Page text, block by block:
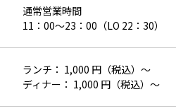
通常営業時間
11：00～23：00（LO 22：30）
ランチ： 1,000 円（税込）～
ディナー： 1,000 円（税込）～